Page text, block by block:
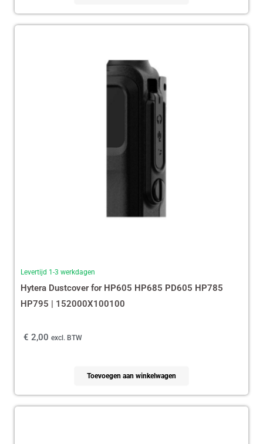
Levertijd 1-3 werkdagen
Hytera Dustcover for HP605 HP685 PD605 HP785
HP795 | 152000X100100
€ 2,00 excl. BTW
Toevoegen aan winkelwagen